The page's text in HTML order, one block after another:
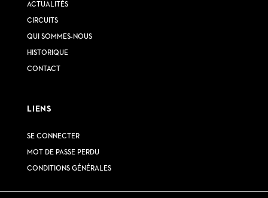
ACTUALITÉS
CIRCUITS
QUI SOMMES-NOUS
HISTORIQUE
CONTACT
LIENS
SE CONNECTER
MOT DE PASSE PERDU
CONDITIONS GÉNÉRALES